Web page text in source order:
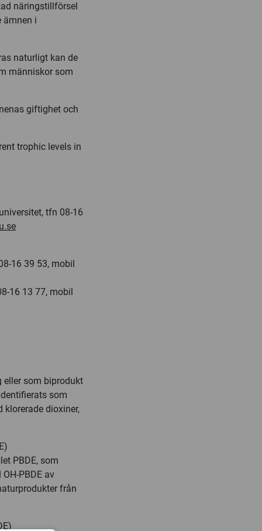
näringstillförsel
ämnen i
naturligt kan de
människor som
giftighet och
trophic levels in
tfn 08-16
16 39 53, mobil
16 13 77, mobil
eller som biprodukt
som
klorerade dioxiner,
PBDE, som
PBDE av
från